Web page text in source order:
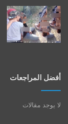
أفضل المراجعات
لا يوجد مقالات